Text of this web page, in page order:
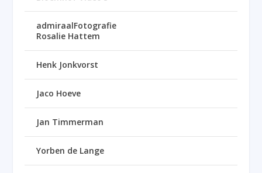
admiraalFotografie
Rosalie Hattem
Henk Jonkvorst
Jaco Hoeve
Jan Timmerman
Yorben de Lange